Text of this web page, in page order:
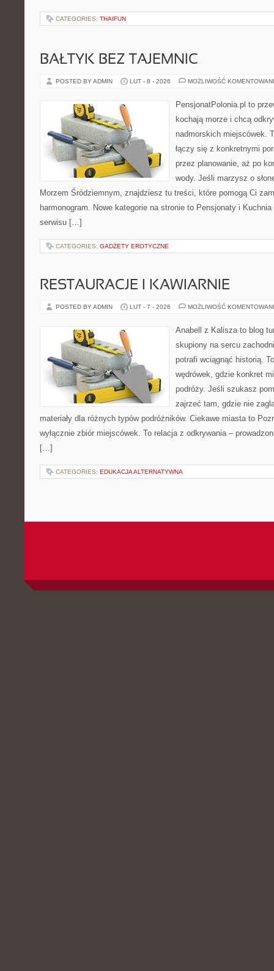
CATEGORIES: THAIFUN
BAŁTYK BEZ TAJEMNIC
POSTED BY ADMIN LUT - 8 - 2026 MOŻLIWOŚĆ
PensjonatPolonia.pl to
kochają morze i chcą
nadmorskich miejscówek.
łączy się z konkretnymi
przez planowanie, aż po
wody. Jeśli marzysz o
Morzem Śródziemnym, znajdziesz tu treści, które pomogą Ci
harmonogram. Nowe kategorie na stronie to Pensjonaty i Kuchnia
serwisu […]
CATEGORIES: GADŻETY EROTYCZNE
RESTAURACJE I KAWIARNIE
POSTED BY ADMIN LUT - 7 - 2026 MOŻLIWOŚĆ
Anabell z Kalisza to blog
skupiony na sercu
potrafi wciągnąć historią.
wędrówek, gdzie konkret
podróży. Jeśli szukasz
zajrzeć tam, gdzie nie
materiały dla różnych typów podróżników. Ciekawe miasta to
wyłącznie zbiór miejscówek. To relacja z odkrywania –
[…]
CATEGORIES: EDUKACJA ALTERNATYWNA